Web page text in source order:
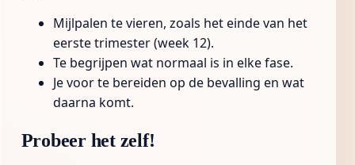
Mijlpalen te vieren, zoals het einde van het
eerste trimester (week 12).
Te begrijpen wat normaal is in elke fase.
Je voor te bereiden op de bevalling en wat
daarna komt.
Probeer het zelf!